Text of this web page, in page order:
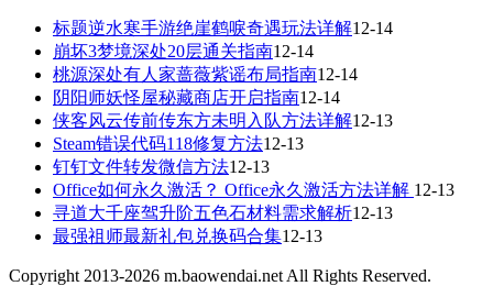
标题逆水寒手游绝崖鹤唳奇遇玩法详解12-14
崩坏3梦境深处20层通关指南12-14
桃源深处有人家蔷薇紫谣布局指南12-14
阴阳师妖怪屋秘藏商店开启指南12-14
侠客风云传前传东方未明入队方法详解12-13
Steam错误代码118修复方法12-13
钉钉文件转发微信方法12-13
Office如何永久激活？ Office永久激活方法详解 12-13
寻道大千座驾升阶五色石材料需求解析12-13
最强祖师最新礼包兑换码合集12-13
Copyright 2013-2026 m.baowendai.net All Rights Reserved.